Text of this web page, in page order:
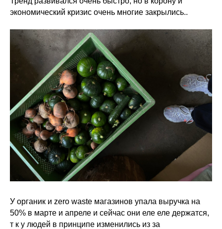
экономический кризис очень многие закрылись..
У органик и zero waste магазинов упала выручка на
50% в марте и апреле и сейчас они еле еле держатся,
т к у людей в принципе изменились из за